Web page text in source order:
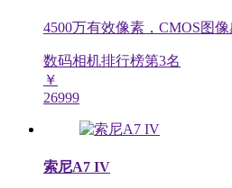
4500万有效像素，CMOS图
数码相机排行榜第3名
￥
26999
索尼A7 IV